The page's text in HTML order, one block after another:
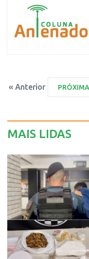
« Anterior
MAIS LIDAS